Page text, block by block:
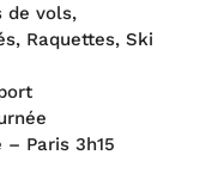
de vols,
Raquettes, Ski
Paris 3h15